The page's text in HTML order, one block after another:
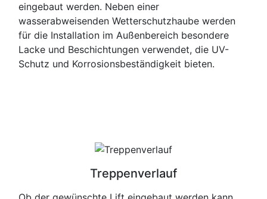
eingebaut werden. Neben einer
wasserabweisenden Wetterschutzhaube werden
für die Installation im Außenbereich besondere
Lacke und Beschichtungen verwendet, die UV-
Schutz und Korrosionsbeständigkeit bieten.
Treppenverlauf